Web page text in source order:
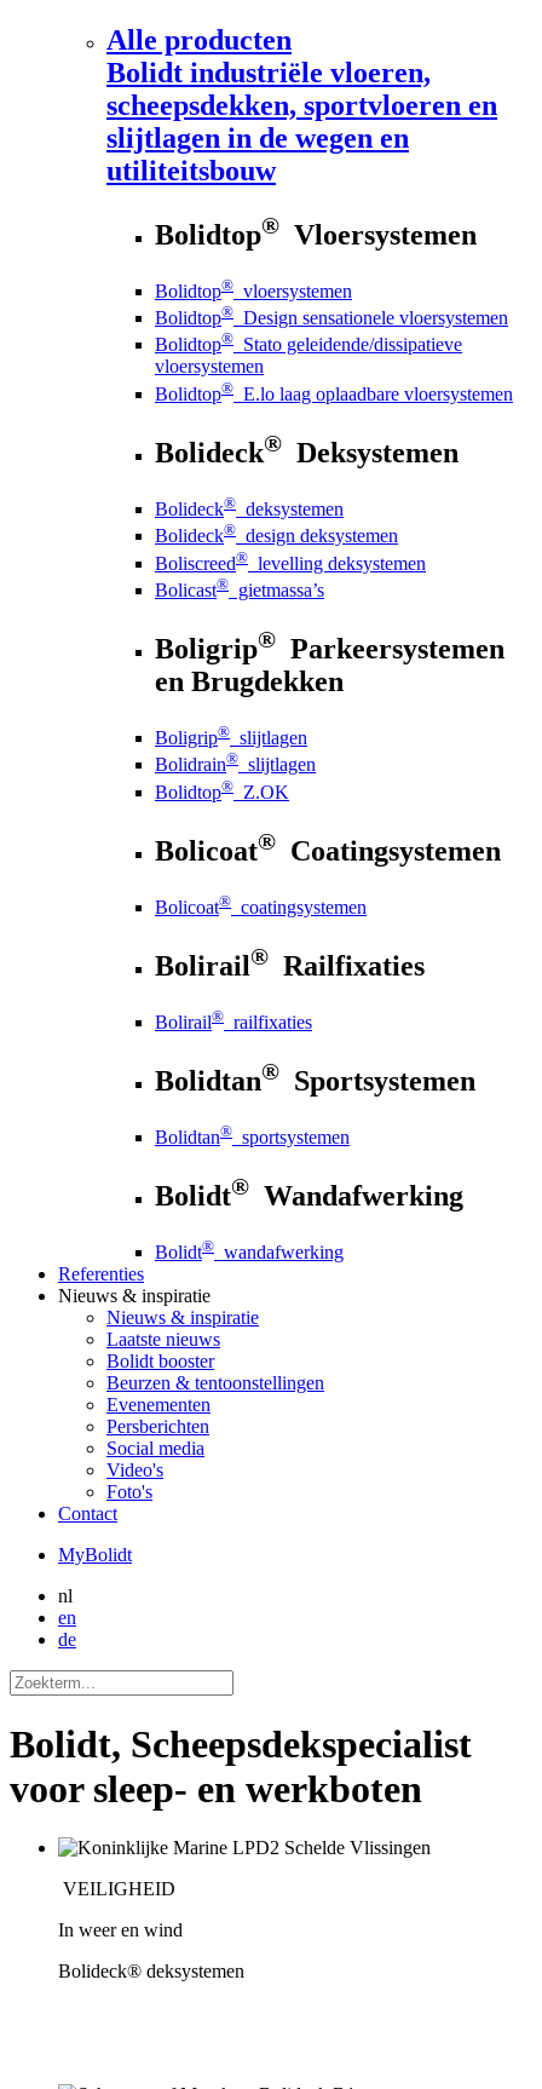
Alle producten
Bolidt industriële vloeren,
scheepsdekken, sportvloeren en
slijtlagen in de wegen en
utiliteitsbouw
Bolidtop® Vloersystemen
Bolidtop® vloersystemen
Bolidtop® Design sensationele vloersystemen
Bolidtop® Stato geleidende/dissipatieve
vloersystemen
Bolidtop® E.lo laag oplaadbare vloersystemen
Bolideck® Deksystemen
Bolideck® deksystemen
Bolideck® design deksystemen
Boliscreed® levelling deksystemen
Bolicast® gietmassa’s
Boligrip® Parkeersystemen
en Brugdekken
Boligrip® slijtlagen
Bolidrain® slijtlagen
Bolidtop® Z.OK
Bolicoat® Coatingsystemen
Bolicoat® coatingsystemen
Bolirail® Railfixaties
Bolirail® railfixaties
Bolidtan® Sportsystemen
Bolidtan® sportsystemen
Bolidt® Wandafwerking
Bolidt® wandafwerking
Referenties
Nieuws & inspiratie
Nieuws & inspiratie
Laatste nieuws
Bolidt booster
Beurzen & tentoonstellingen
Evenementen
Persberichten
Social media
Video's
Foto's
Contact
MyBolidt
nl
en
de
Bolidt, Scheepsdekspecialist
voor sleep- en werkboten
VEILIGHEID
In weer en wind
Bolideck® deksystemen